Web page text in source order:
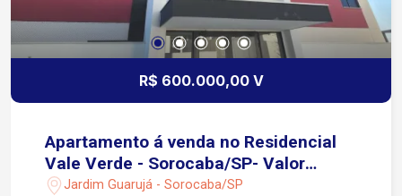
R$ 600.000,00 V
Apartamento á venda no Residencial
Vale Verde - Sorocaba/SP- Valor
Promocional de R$ 600.000,00
Jardim Guarujá - Sorocaba/SP